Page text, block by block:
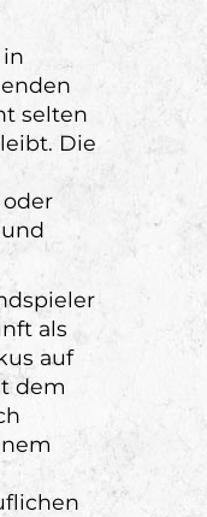
selten
Die
als
auf
dem